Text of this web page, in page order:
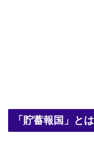
「貯蓄報国」とは